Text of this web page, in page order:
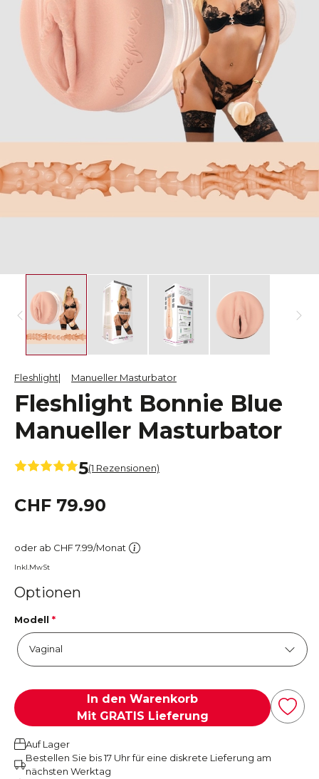
Fleshlight Manueller Masturbator
Fleshlight Bonnie Blue
Manueller Masturbator
5(1 Rezensionen)
CHF 79.90
oder ab CHF 7.99/Monat
Inkl.MwSt
Optionen
Modell *
In den Warenkorb
Mit GRATIS Lieferung
Auf Lager
Bestellen Sie bis 17 Uhr für eine diskrete Lieferung am
nächsten Werktag